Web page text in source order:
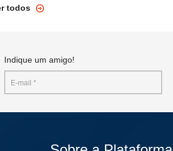
todos
Indique um amigo!